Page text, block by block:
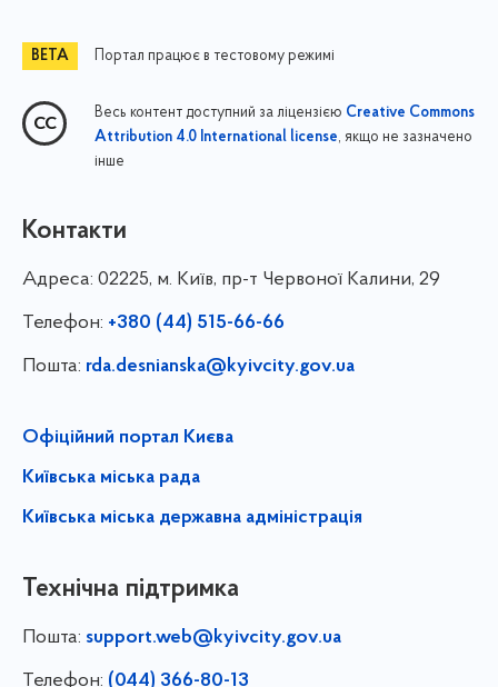
Портал працює в тестовому режимі
Весь контент доступний за ліцензією Creative Commons
Attribution 4.0 International license, якщо не зазначено
інше
Контакти
Адреса: 02225, м. Київ, пр-т Червоної Калини, 29
Телефон: +380 (44) 515-66-66
Пошта: rda.desnianska@kyivcity.gov.ua
Офіційний портал Києва
Київська міська рада
Київська міська державна адміністрація
Технічна підтримка
Пошта: support.web@kyivcity.gov.ua
Телефон: (044) 366-80-13